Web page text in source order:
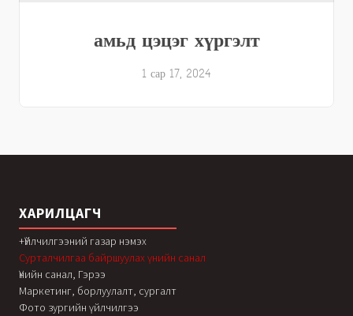
амьд цэцэг хүргэлт
1 сар 17, 2024
ХАРИЛЦАГЧ
+Үйлчилгээний газар нэмэх
Сурталчилгаа байршуулах үнийн санал
Үнийн санал, Гэрээ
Маркетинг, борлуулалт, сургалт
Фото зургийн үйлчилгээ